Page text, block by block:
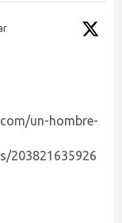
un-hombre-
203821635926